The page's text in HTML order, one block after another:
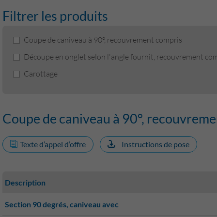
Filtrer les produits
Coupe de caniveau à 90°, recouvrement compris
Découpe en onglet selon l'angle fournit, recouvrement
Carottage
Coupe de caniveau à 90°,
Texte d’appel d’offre Instructions de pose
Description
Section 90 degrés, caniveau avec